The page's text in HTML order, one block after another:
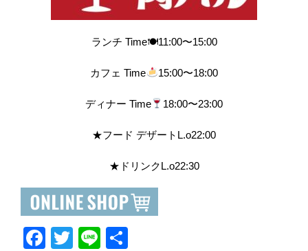
ランチ Time🍽11:00〜15:00
カフェ Time 15:00〜18:00
ディナー Time 18:00〜23:00
★フード デザートL.o22:00
★ドリンクL.o22:30
F
T
Li